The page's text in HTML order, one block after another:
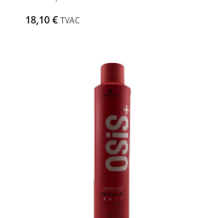
18,10 € TVAC